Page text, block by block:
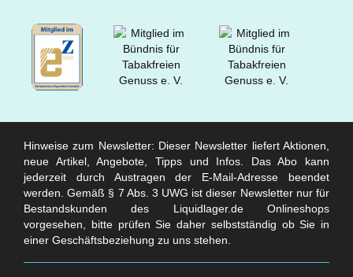
Hinweise zum Newsletter: Dieser Newsletter liefert Aktionen,
neue Artikel, Angebote, Tipps und Infos. Das Abo kann
jederzeit durch Austragen der E-Mail-Adresse beendet
werden. Gemäß § 7 Abs. 3 UWG ist dieser Newsletter nur für
Bestandskunden des Liquidlager.de Onlineshops
vorgesehen, bitte prüfen Sie daher selbstständig ob Sie in
einer Geschäftsbeziehung zu uns stehen.